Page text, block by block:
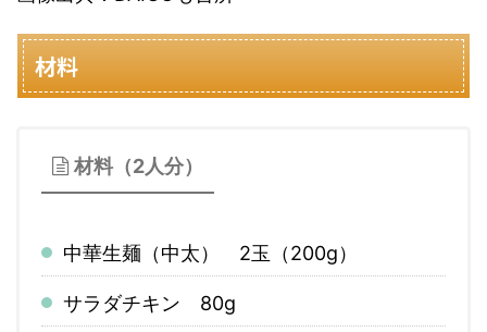
材料
材料（2人分）
中華生麺（中太） 2玉（200g）
サラダチキン 80g